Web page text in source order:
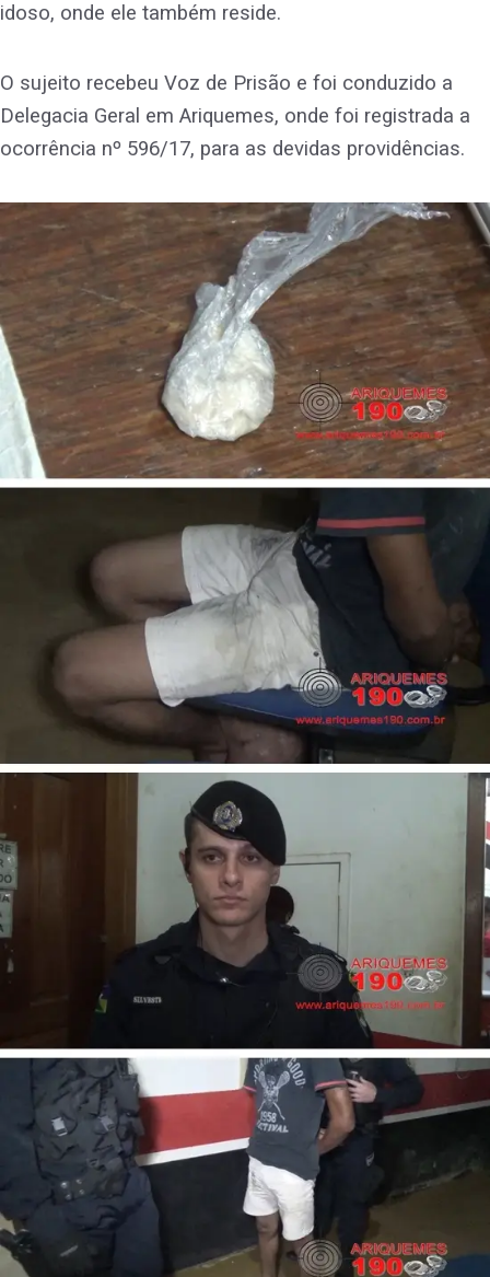
idoso, onde ele também reside.
O sujeito recebeu Voz de Prisão e foi conduzido a
Delegacia Geral em Ariquemes, onde foi registrada a
ocorrência nº 596/17, para as devidas providências.